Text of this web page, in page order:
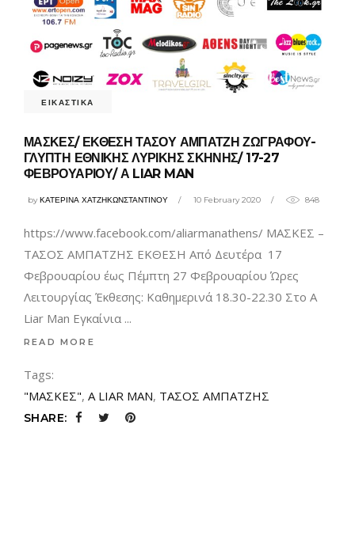
ΕΙΚΑΣΤΙΚΑ
ΜΑΣΚΕΣ/ ΕΚΘΕΣΗ ΤΑΣΟΥ ΑΜΠΑΤΖΗ ΖΩΓΡΑΦΟΥ-
ΓΛΥΠΤΗ ΕΘΝΙΚΗΣ ΛΥΡΙΚΗΣ ΣΚΗΝΗΣ/ 17-27
ΦΕΒΡΟΥΑΡΙΟΥ/ Α LIAR MAN
byΚΑΤΕΡΙΝΑ ΧΑΤΖΗΚΩΝΣΤΑΝΤΙΝΟΥ 10 February 2020 848
https://www.facebook.com/aliarmanathens/ ΜΑΣΚΕΣ –
ΤΑΣΟΣ ΑΜΠΑΤΖΗΣ ΕΚΘΕΣΗ Από Δευτέρα 17
Φεβρουαρίου έως Πέμπτη 27 Φεβρουαρίου Ώρες
Λειτουργίας Έκθεσης: Καθημερινά 18.30-22.30 Στο A
Liar Man Εγκαίνια
READ MORE
Tags:
"ΜΑΣΚΕΣ", A LIAR MAN, ΤΑΣΟΣ ΑΜΠΑΤΖΗΣ
SHARE: